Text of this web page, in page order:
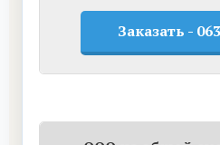
Заказать -